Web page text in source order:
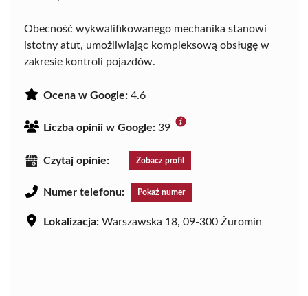
Obecność wykwalifikowanego mechanika stanowi
istotny atut, umożliwiając kompleksową obsługę w
zakresie kontroli pojazdów.
Ocena w Google: 4.6
Liczba opinii w Google: 39
Czytaj opinie: Zobacz profil
Numer telefonu: Pokaż numer
Lokalizacja: Warszawska 18, 09-300 Żuromin